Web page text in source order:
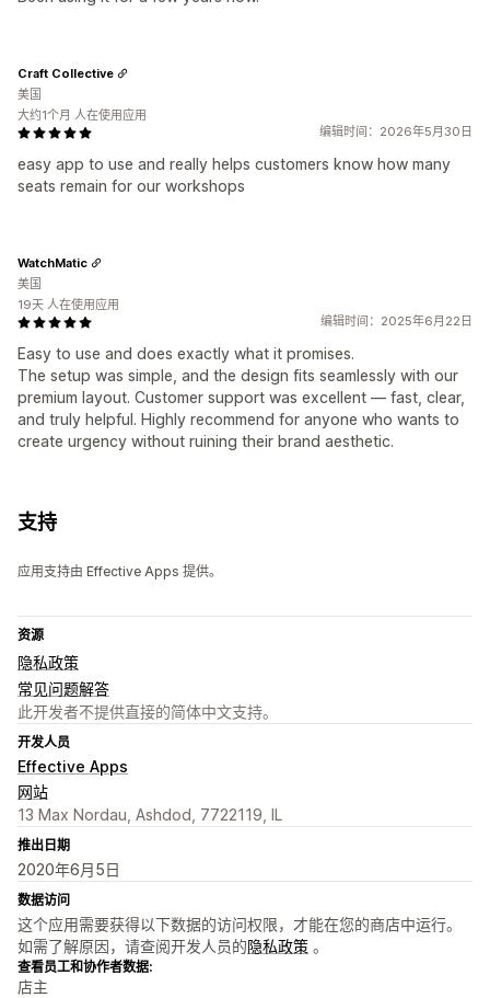
编辑时间：2026年5月30日
easy app to use and really helps customers know how many
seats remain for our workshops
Craft Collective
美国
大约1个月 人在使用应用
编辑时间：2025年6月22日
Easy to use and does exactly what it promises.
The setup was simple, and the design fits seamlessly with our
premium layout. Customer support was excellent — fast, clear,
and truly helpful. Highly recommend for anyone who wants to
create urgency without ruining their brand aesthetic.
WatchMatic
美国
19天 人在使用应用
支持
应用支持由 Effective Apps 提供。
资源
隐私政策
常见问题解答
此开发者不提供直接的简体中文支持。
开发人员
Effective Apps
网站
13 Max Nordau, Ashdod, 7722119, IL
推出日期
2020年6月5日
数据访问
这个应用需要获得以下数据的访问权限，才能在您的商店中运行。
如需了解原因，请查阅开发人员的隐私政策 。
查看员工和协作者数据:
店主